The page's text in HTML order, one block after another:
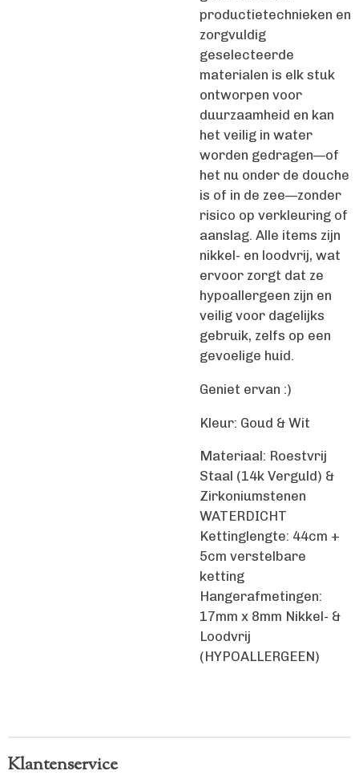
productietechnieken en
zorgvuldig
geselecteerde
materialen is elk stuk
ontworpen voor
duurzaamheid en kan
het veilig in water
worden gedragen—of
het nu onder de douche
is of in de zee—zonder
risico op verkleuring of
aanslag. Alle items zijn
nikkel- en loodvrij, wat
ervoor zorgt dat ze
hypoallergeen zijn en
veilig voor dagelijks
gebruik, zelfs op een
gevoelige huid.
Geniet ervan :)
Kleur: Goud & Wit
Materiaal: Roestvrij
Staal (14k Verguld) &
Zirkoniumstenen
WATERDICHT
Kettinglengte: 44cm +
5cm verstelbare
ketting
Hangerafmetingen:
17mm x 8mm Nikkel- &
Loodvrij
(HYPOALLERGEEN)
Klantenservice